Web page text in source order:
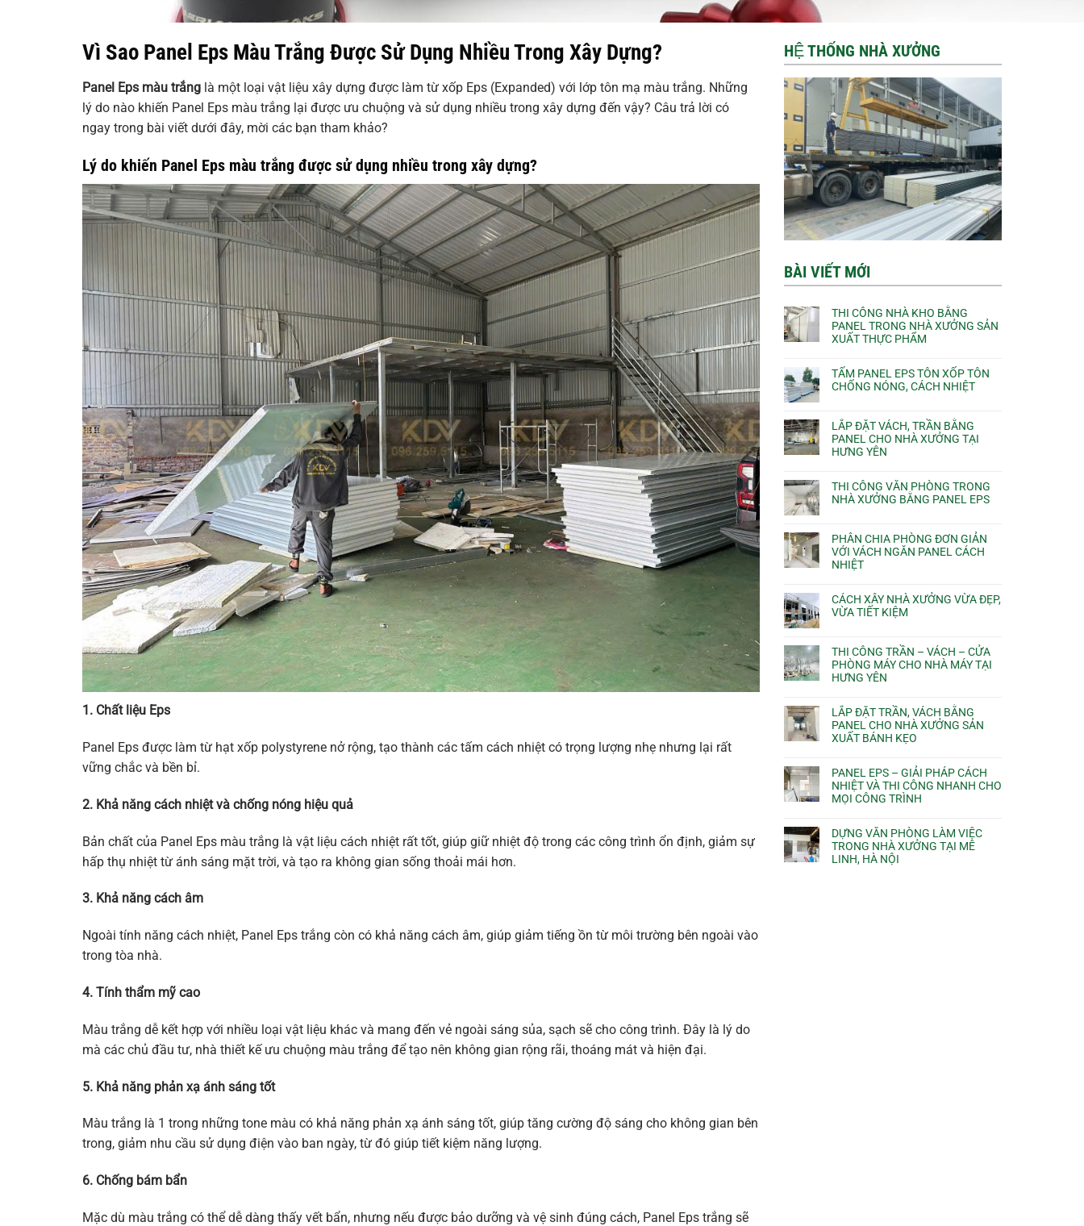
Vì Sao Panel Eps Màu Trắng Được Sử Dụng Nhiều Trong Xây Dựng?
Panel Eps màu trắng là một loại vật liệu xây dựng được làm từ xốp Eps (Expanded) với lớp tôn mạ màu trắng. Những
lý do nào khiến Panel Eps màu trắng lại được ưu chuộng và sử dụng nhiều trong xây dựng đến vậy? Câu trả lời có
ngay trong bài viết dưới đây, mời các bạn tham khảo?
Lý do khiến Panel Eps màu trắng được sử dụng nhiều trong xây dựng?
1. Chất liệu Eps
Panel Eps được làm từ hạt xốp polystyrene nở rộng, tạo thành các tấm cách nhiệt có trọng lượng nhẹ nhưng lại rất
vững chắc và bền bỉ.
2. Khả năng cách nhiệt và chống nóng hiệu quả
Bản chất của Panel Eps màu trắng là vật liệu cách nhiệt rất tốt, giúp giữ nhiệt độ trong các công trình ổn định, giảm sự
hấp thụ nhiệt từ ánh sáng mặt trời, và tạo ra không gian sống thoải mái hơn.
3. Khả năng cách âm
Ngoài tính năng cách nhiệt, Panel Eps trắng còn có khả năng cách âm, giúp giảm tiếng ồn từ môi trường bên ngoài vào
trong tòa nhà.
4. Tính thẩm mỹ cao
Màu trắng dễ kết hợp với nhiều loại vật liệu khác và mang đến vẻ ngoài sáng sủa, sạch sẽ cho công trình. Đây là lý do
mà các chủ đầu tư, nhà thiết kế ưu chuộng màu trắng để tạo nên không gian rộng rãi, thoáng mát và hiện đại.
5. Khả năng phản xạ ánh sáng tốt
Màu trắng là 1 trong những tone màu có khả năng phản xạ ánh sáng tốt, giúp tăng cường độ sáng cho không gian bên
trong, giảm nhu cầu sử dụng điện vào ban ngày, từ đó giúp tiết kiệm năng lượng.
6. Chống bám bẩn
Mặc dù màu trắng có thể dễ dàng thấy vết bẩn, nhưng nếu được bảo dưỡng và vệ sinh đúng cách, Panel Eps trắng sẽ
HỆ THỐNG NHÀ XƯỞNG
BÀI VIẾT MỚI
THI CÔNG NHÀ KHO BẰNG
PANEL TRONG NHÀ XƯỞNG SẢN
XUẤT THỰC PHẨM
TẤM PANEL EPS TÔN XỐP TÔN
CHỐNG NÓNG, CÁCH NHIỆT
LẮP ĐẶT VÁCH, TRẦN BẰNG
PANEL CHO NHÀ XƯỞNG TẠI
HƯNG YÊN
THI CÔNG VĂN PHÒNG TRONG
NHÀ XƯỞNG BẰNG PANEL EPS
PHÂN CHIA PHÒNG ĐƠN GIẢN
VỚI VÁCH NGĂN PANEL CÁCH
NHIỆT
CÁCH XÂY NHÀ XƯỞNG VỪA ĐẸP,
VỪA TIẾT KIỆM
THI CÔNG TRẦN – VÁCH – CỬA
PHÒNG MÁY CHO NHÀ MÁY TẠI
HƯNG YÊN
LẮP ĐẶT TRẦN, VÁCH BẰNG
PANEL CHO NHÀ XƯỞNG SẢN
XUẤT BÁNH KẸO
PANEL EPS – GIẢI PHÁP CÁCH
NHIỆT VÀ THI CÔNG NHANH CHO
MỌI CÔNG TRÌNH
DỰNG VĂN PHÒNG LÀM VIỆC
TRONG NHÀ XƯỞNG TẠI MÊ
LINH, HÀ NỘI